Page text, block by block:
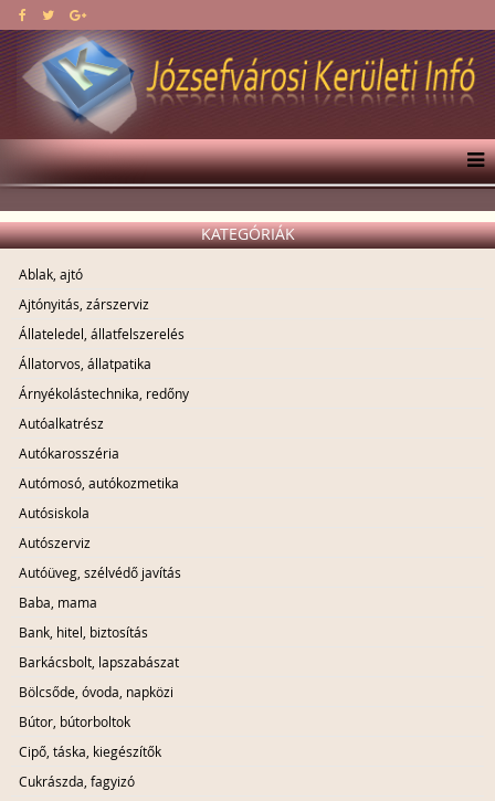
KATEGÓRIÁK
Ablak, ajtó
Ajtónyitás, zárszerviz
Állateledel, állatfelszerelés
Állatorvos, állatpatika
Árnyékolástechnika, redőny
Autóalkatrész
Autókarosszéria
Autómosó, autókozmetika
Autósiskola
Autószerviz
Autóüveg, szélvédő javítás
Baba, mama
Bank, hitel, biztosítás
Barkácsbolt, lapszabászat
Bölcsőde, óvoda, napközi
Bútor, bútorboltok
Cipő, táska, kiegészítők
Cukrászda, fagyizó